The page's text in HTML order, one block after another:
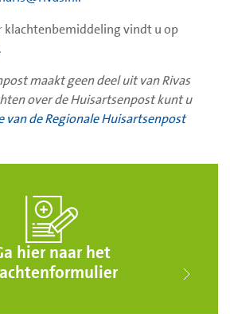
vindt u op
.
maakt geen deel uit van Rivas
over de Huisartsenpost kunt u
van de Regionale Huisartsenpost
hier naar het